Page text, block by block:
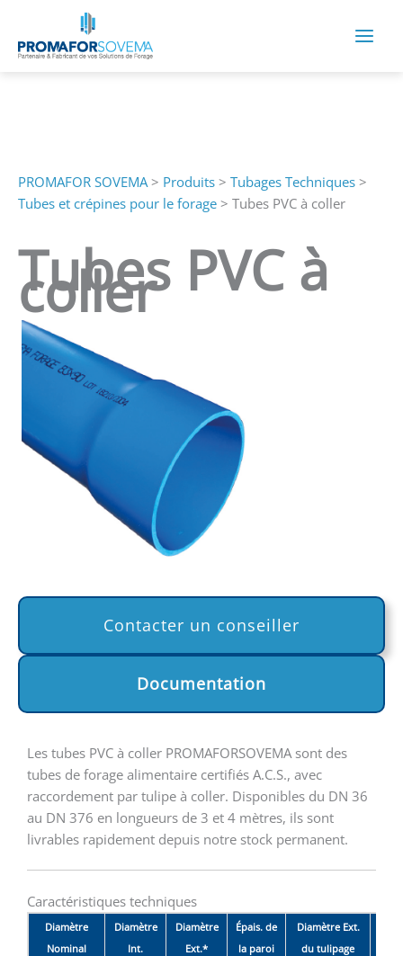
contenu
PROMAFOR SOVEMA> Produits > Tubages Techniques >
Tubes et crépines pour le forage > Tubes PVC à coller
Tubes PVC à
coller
Contacter un conseiller
Documentation
Les tubes PVC à coller PROMAFORSOVEMA sont des
tubes de forage alimentaire certifiés A.C.S., avec
raccordement par tulipe à coller. Disponibles du DN 36
au DN 376 en longueurs de 3 et 4 mètres, ils sont
livrables rapidement depuis notre stock permanent.
Caractéristiques techniques
Diamètre
Nominal
Diamètre
Int.
Diamètre
Ext.*
Épais. de
la paroi
Diamètre Ext.
du tulipage